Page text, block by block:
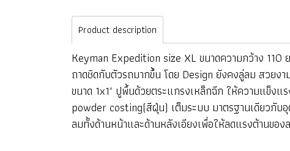
Product description
Keyman Expedition size XL ขนาดความกว้าง
ถาดชิดกับตัวรถมากขึ้น โดย Design ยังคงลู่ลม สวยงา
ขนาด 1x1" ปูพื้นด้วยตระแกรงเหล็กฉีก ให้ความแข็ง
powder costing(สีฝุ่น) เต็มระบบ มาตรฐานเดียวกับ
ลมทั้งด้านหน้าและด้านหลังเอียงเพื่อให้ลดแรงต้านขอ